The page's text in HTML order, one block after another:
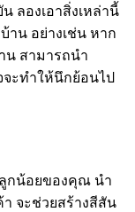
ลองเอาสิ่งเหล่านี้
าน อย่างเช่น หาก
น สามารถนำ
ะทำให้นึกย้อนไป
กน้อยของคุณ นำ
จะช่วยสร้างสีสัน